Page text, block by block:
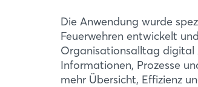
Die Anwendung wurde
Feuerwehren entwickelt
Organisationsalltag digital
Informationen, Prozesse
mehr Übersicht, Effizienz